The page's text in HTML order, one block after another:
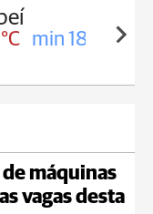
min 18°C
máquinas
vagas desta